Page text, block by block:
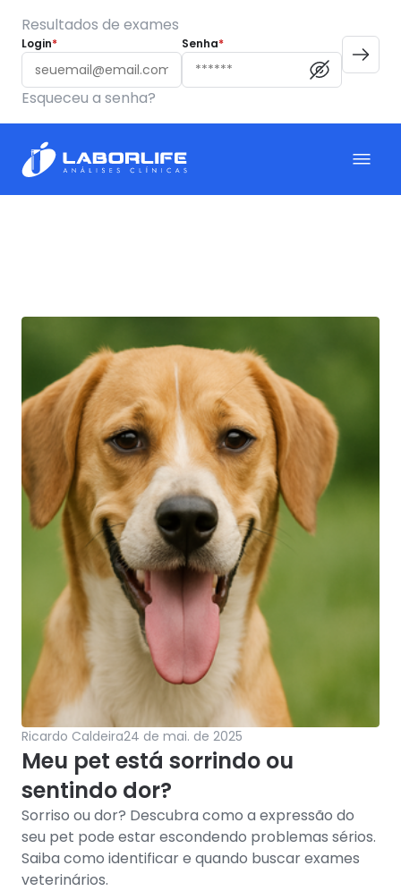
Resultados de exames
Login* Senha*
Esqueceu a senha?
Ricardo Caldeira24 de mai. de 2025
Meu pet está sorrindo ou
sentindo dor?
Sorriso ou dor? Descubra como a expressão do
seu pet pode estar escondendo problemas sérios.
Saiba como identificar e quando buscar exames
veterinários.